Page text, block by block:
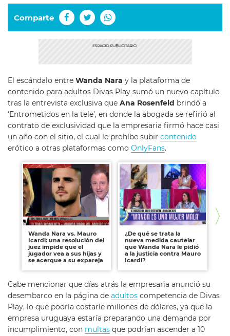
Comparte
El escándalo entre Wanda Nara y la plataforma de
contenido para adultos Divas Play sumó un nuevo capítulo
tras la entrevista exclusiva que Ana Rosenfeld brindó a
‘Entrometidos en la tele’, en donde la abogada se refirió al
contrato de exclusividad que la empresaria firmó hace casi
un año con el sitio, el cual le prohíbe subir contenido
erótico a otras plataformas como OnlyFans.
Wanda Nara vs. Mauro
Icardi: una resolución del
juez impide que el
jugador vea a sus hijas y
se acerque a su expareja
¿De qué se trata la
nueva medida cautelar
que Wanda Nara le pidió
a la justicia contra Mauro
Icardi?
Cabe mencionar que días atrás la empresaria anunció su
desembarco en la página de adultos competencia de Divas
Play, lo que podría costarle millones de dólares, ya que la
empresa uruguaya estaría preparando una demanda por
incumplimiento, con multas que podrían ascender a 10